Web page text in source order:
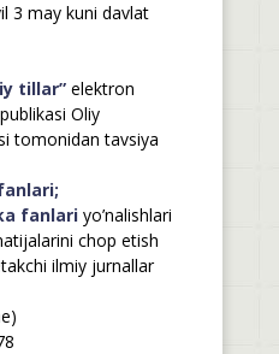
3 may kuni davlat
tillar”elektron
Oliy
tomonidan tavsiya
fanlariyo’nalishlari
chop etish
ilmiy jurnallar